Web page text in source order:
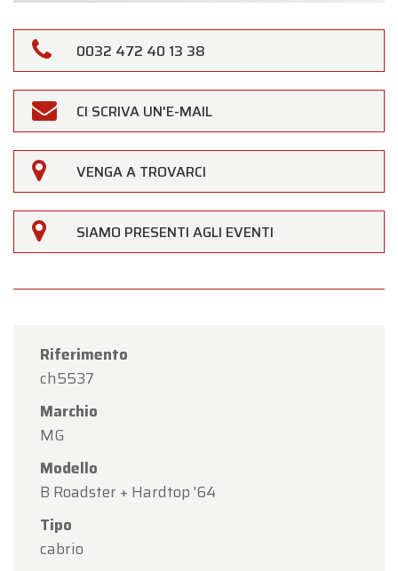
0032 472 40 13 38
CI SCRIVA UN'E-MAIL
VENGA A TROVARCI
SIAMO PRESENTI AGLI EVENTI
Riferimento
ch5537
Marchio
MG
Modello
B Roadster + Hardtop '64
Tipo
cabrio
Oldtimerfarm
Gentili Clienti,
Oldtimerfarm sarà